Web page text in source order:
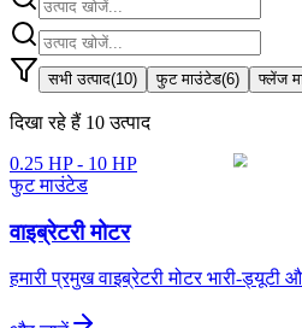
सभी उत्पाद(10) फुट माउंटेड(6) फ्लेंज
दिखा रहे हैं 10 उत्पाद
0.25 HP - 10 HP
फुट माउंटेड
वाइब्रेटरी मोटर
हमारी प्रमुख वाइब्रेटरी मोटर भारी-